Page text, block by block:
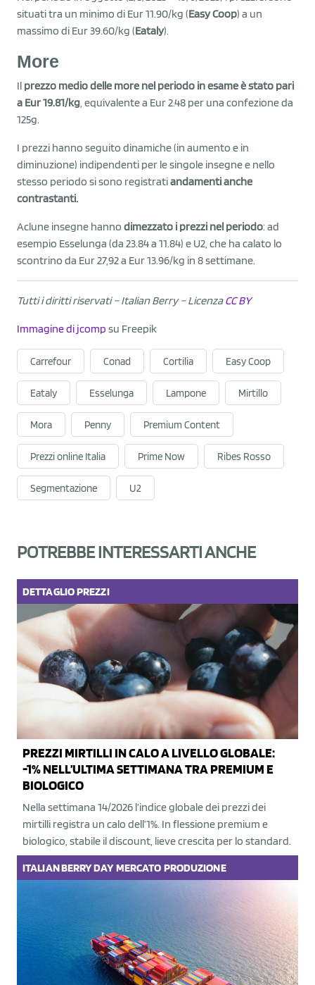
situati tra un minimo di Eur 11.90/kg (Easy Coop) a un
massimo di Eur 39.60/kg (Eataly).
More
Il prezzo medio delle more nel periodo in esame è stato pari
a Eur 19.81/kg , equivalente a Eur 2.48 per una confezione da
125g.
I prezzi hanno seguito dinamiche (in aumento e in
diminuzione) indipendenti per le singole insegne e nello
stesso periodo si sono registratiandamenti anche
contrastanti.
Aclune insegne hanno dimezzato i prezzi nel periodo: ad
esempio Esselunga (da 23.84 a 11.84) e U2, che ha calato lo
scontrino da Eur 27,92 a Eur 13.96/kg in 8 settimane.
Tutti i diritti riservati – Italian Berry – LicenzaCC BY
Immagine di jcomp su Freepik
Carrefour Conad Cortilia Easy Coop
Eataly Esselunga Lampone Mirtillo
Mora Penny Premium Content
Prezzi online Italia Prime Now Ribes Rosso
Segmentazione U2
POTREBBE INTERESSARTI ANCHE
DETTAGLIOPREZZI
PREZZI MIRTILLI IN CALO A LIVELLO GLOBALE:
-1% NELL’ULTIMA SETTIMANA TRA PREMIUM E
BIOLOGICO
Nella settimana 14/2026 l’indice globale dei prezzi dei
mirtilli registra un calo dell’1%. In flessione premium e
biologico, stabile il discount, lieve crescita per lo standard.
ITALIAN BERRY DAYMERCATO PRODUZIONE